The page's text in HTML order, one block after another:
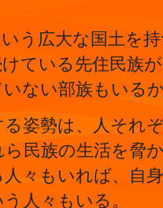
う広大な国土を
ている先住民族
ない部族もいる
姿勢は、人それ
民族の生活を脅
々もいれば、自
人々もいる。